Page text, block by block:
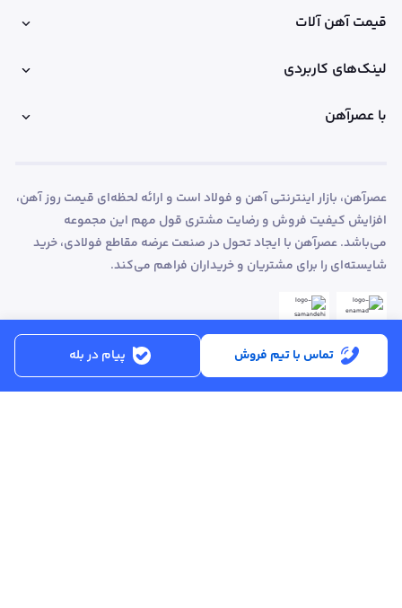
تماس با تیم فروش پیام در بله
قیمت آهن آلات
لینک‌های کاربردی
با عصرآهن
عصرآهن، بازار اینترنتی آهن و فولاد است و ارائه لحظه‌ای قیمت روز آهن،
افزایش کیفیت فروش و رضایت مشتری قول مهم این مجموعه
می‌باشد. عصرآهن با ایجاد تحول در صنعت عرضه مقاطع فولادی، خرید
شایسته‌ای را برای مشتریان و خریداران فراهم می‌کند.
ساعت کاری:شنبه تا پنجشنبه از ساعت 8:30 تا 17:00